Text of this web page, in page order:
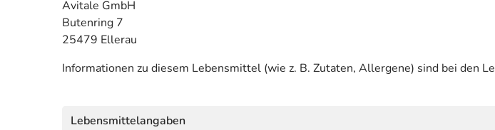
Avitale GmbH
Butenring 7
25479 Ellerau
Informationen zu diesem Lebensmittel (wie z. B. Zutaten, Allergene) sind bei den
Lebensmittelangaben